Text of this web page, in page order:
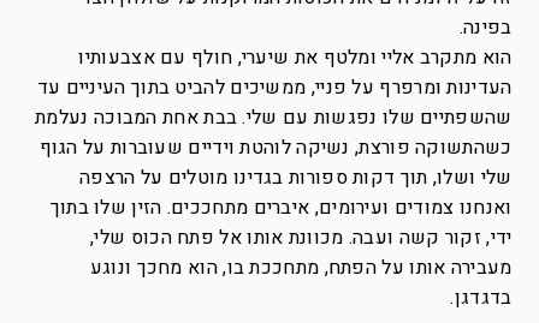
בפינה.
הוא מתקרב אליי ומלטף את שיערי, חולף עם אצבעותיו
העדינות ומרפרף על פניי, ממשיכים להביט בתוך העיניים עד
שהשפתיים שלו נפגשות עם שלי. בבת אחת המבוכה נעלמת
כשהתשוקה פורצת, נשיקה לוהטת וידיים שעוברות על הגוף
שלי ושלו, תוך דקות ספורות בגדינו מוטלים על הרצפה
ואנחנו צמודים ועירומים, איברים מתחככים. הזין שלו בתוך
ידי, זקור קשה ועבה. מכוונת אותו אל פתח הכוס שלי,
מעבירה אותו על הפתח, מתחככת בו, הוא מחכך ונוגע
בדגדגן.